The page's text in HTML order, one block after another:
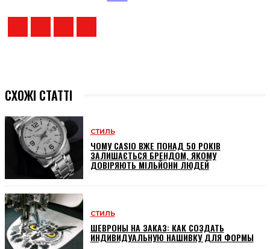
СХОЖІ СТАТТІ
СТИЛЬ
ЧОМУ CASIO ВЖЕ ПОНАД 50 РОКІВ
ЗАЛИШАЄТЬСЯ БРЕНДОМ, ЯКОМУ
ДОВІРЯЮТЬ МІЛЬЙОНИ ЛЮДЕЙ
СТИЛЬ
ШЕВРОНЫ НА ЗАКАЗ: КАК СОЗДАТЬ
ИНДИВИДУАЛЬНУЮ НАШИВКУ ДЛЯ ФОРМЫ